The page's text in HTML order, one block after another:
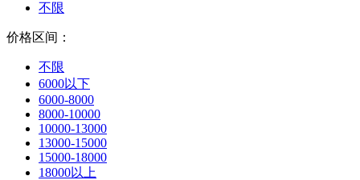
不限
价格区间：
不限
6000以下
6000-8000
8000-10000
10000-13000
13000-15000
15000-18000
18000以上